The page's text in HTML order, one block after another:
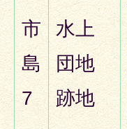
市
島
7
水上
団地
跡地